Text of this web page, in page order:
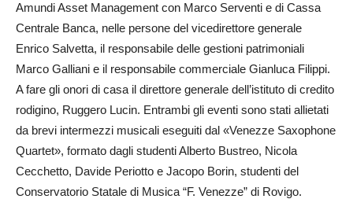
Amundi Asset Management con Marco Serventi e di Cassa
Centrale Banca, nelle persone del vicedirettore generale
Enrico Salvetta, il responsabile delle gestioni patrimoniali
Marco Galliani e il responsabile commerciale Gianluca Filippi.
A fare gli onori di casa il direttore generale dell’istituto di credito
rodigino, Ruggero Lucin. Entrambi gli eventi sono stati allietati
da brevi intermezzi musicali eseguiti dal «Venezze Saxophone
Quartet», formato dagli studenti Alberto Bustreo, Nicola
Cecchetto, Davide Periotto e Jacopo Borin, studenti del
Conservatorio Statale di Musica “F. Venezze” di Rovigo.